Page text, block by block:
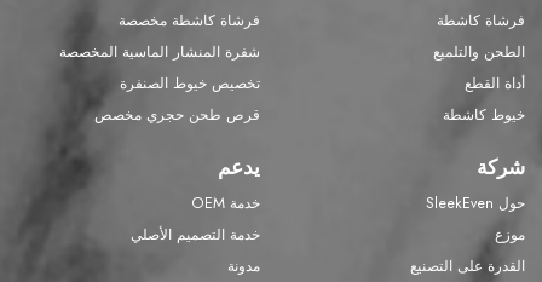
فرشاة كاشطة
الطحن والتلميع
أداة القطع
خيوط كاشطة
فرشاة كاشطة مخصصة
شفرة المنشار الماسية المخصصة
تخصيص خيوط الصنفرة
قرص طحن حجري مخصص
شركة
حول SleekEven
موزع
القدرة على التصنيع
يدعم
خدمة OEM
خدمة التصميم الأصلي
مدونة